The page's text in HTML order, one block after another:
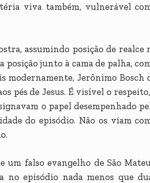
viva também, vulnerável
assumindo posição de realce
posição junto à cama de palha,
modernamente, Jerônimo Bosch
pés de Jesus. É visível o
o papel desempenhado
do episódio. Não os viam
falso evangelho de São
episódio nada menos que